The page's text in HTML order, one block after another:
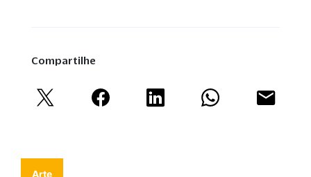
Compartilhe
Arte